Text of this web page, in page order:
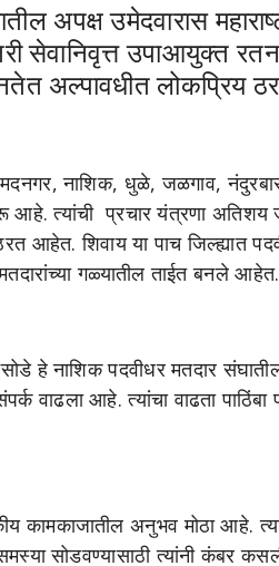
अपक्ष उमेदवारास
सेवानिवृत्त उपाआयुक्त
अल्पावधीत लोकप्रिय
नाशिक, धुळे, जळगाव,
आहे. त्यांची प्रचार यंत्रणा अतिशय
आहेत. शिवाय या पाच जिल्ह्यात
गळ्यातील ताईत बनले आहेत.
हे नाशिक पदवीधर मतदार
वाढला आहे. त्यांचा वाढता पाठिंबा
कामकाजातील अनुभव मोठा आहे.
सोडवण्यासाठी त्यांनी कंबर